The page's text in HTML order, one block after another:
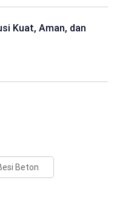
Kuat, Aman, dan
Beton